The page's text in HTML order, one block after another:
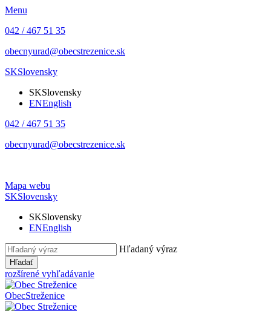
Menu
042 / 467 51 35
obecnyurad@obecstrezenice.sk
SKSlovensky
SKSlovensky
ENEnglish
042 / 467 51 35
obecnyurad@obecstrezenice.sk
Mapa webu
SKSlovensky
SKSlovensky
ENEnglish
Hľadaný výraz
Hľadať
rozšírené vyhľadávanie
ObecStreženice